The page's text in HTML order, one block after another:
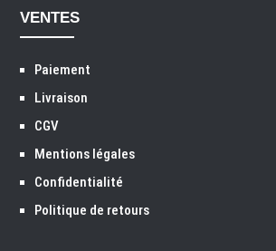
VENTES
Paiement
Livraison
CGV
Mentions légales
Confidentialité
Politique de retours